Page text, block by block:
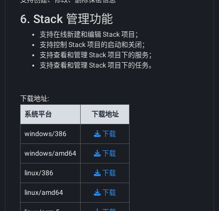
6. Stack 管理功能
支持在线新建和编辑 Stack 项目；
支持控制 Stack 项目的启动和关闭；
支持查看和管理 Stack 项目下的服务；
支持查看和管理 Stack 项目下的任务。
下载地址:
系统平台
下载地址
windows/386 下载
windows/amd64 下载
linux/386 下载
linux/amd64 下载